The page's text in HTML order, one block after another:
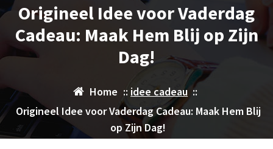
Origineel Idee voor Vaderdag
Cadeau: Maak Hem Blij op Zijn
Dag!
Home :: idee cadeau::
Origineel Idee voor Vaderdag Cadeau: Maak Hem Blij
op Zijn Dag!